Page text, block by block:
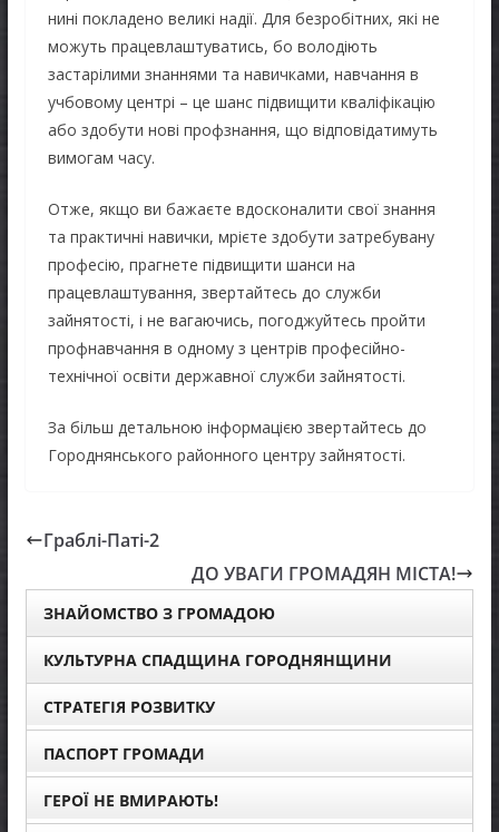
нині покладено великі надії. Для безробітних, які не
можуть працевлаштуватись, бо володіють
застарілими знаннями та навичками, навчання в
учбовому центрі – це шанс підвищити кваліфікацію
або здобути нові профзнання, що відповідатимуть
вимогам часу.
Отже, якщо ви бажаєте вдосконалити свої знання
та практичні навички, мрієте здобути затребувану
професію, прагнете підвищити шанси на
працевлаштування, звертайтесь до служби
зайнятості, і не вагаючись, погоджуйтесь пройти
профнавчання в одному з центрів професійно-
технічної освіти державної служби зайнятості.
За більш детальною інформацією звертайтесь до
Городнянського районного центру зайнятості.
Граблі-Паті-2
ДО УВАГИ ГРОМАДЯН МІСТА!
ЗНАЙОМСТВО З ГРОМАДОЮ
КУЛЬТУРНА СПАДЩИНА ГОРОДНЯНЩИНИ
СТРАТЕГІЯ РОЗВИТКУ
ПАСПОРТ ГРОМАДИ
ГЕРОЇ НЕ ВМИРАЮТЬ!